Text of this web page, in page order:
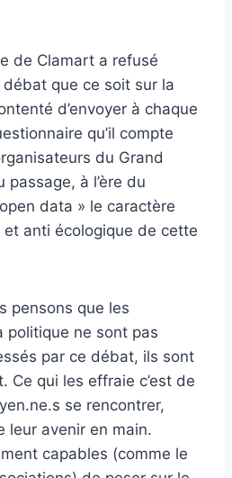
de Clamart a refusé
débat que ce soit sur la
d’envoyer à chaque
qu’il compte
du Grand
passage, à l’ère du
data » le caractère
anti écologique de cette
pensons que les
politique ne sont pas
par ce débat, ils sont
Ce qui les effraie c’est de
se rencontrer,
leur avenir en main.
capables (comme le